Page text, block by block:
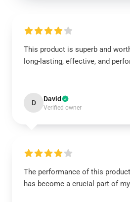
This product is superb and
long-lasting, effective, and
D David
Verified owner
The performance of this
has become a crucial part of